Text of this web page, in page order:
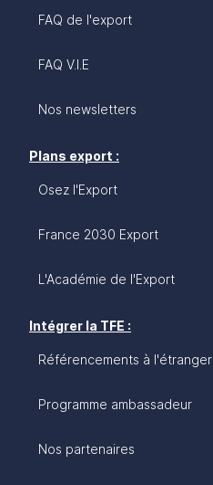
FAQ de l'export
FAQ V.I.E
Nos newsletters
Plans export :
Osez l'Export
France 2030 Export
L'Académie de l'Export
Intégrer la TFE :
Référencements à l'étranger
Programme ambassadeur
Nos partenaires